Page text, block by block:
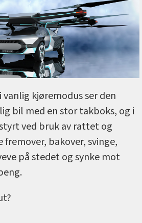
kjøremodus ser den
bil med en stor takboks, og i
ved bruk av rattet og
fremover, bakover, svinge,
på stedet og synke mot